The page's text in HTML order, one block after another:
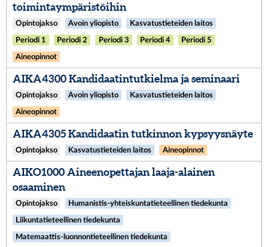
toimintaympäristöihin
Opintojakso Avoin yliopisto Kasvatustieteiden laitos
Periodi 1 Periodi 2 Periodi 3 Periodi 4 Periodi 5
Aineopinnot
AIKA4300 Kandidaatintutkielma ja seminaari
Opintojakso Avoin yliopisto Kasvatustieteiden laitos
Aineopinnot
AIKA4305 Kandidaatin tutkinnon kypsyysnäyte
Opintojakso Kasvatustieteiden laitos Aineopinnot
AIKO1000 Aineenopettajan laaja-alainen
osaaminen
Opintojakso Humanistis-yhteiskuntatieteellinen tiedekunta
Liikuntatieteellinen tiedekunta
Matemaattis-luonnontieteellinen tiedekunta